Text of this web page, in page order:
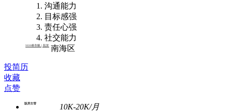
沟通能力
目标感强
责任心强
社交能力
1616睿衣帆 | 批发 南海区
投简历
收藏
点赞
版房主管
10K-20K/月